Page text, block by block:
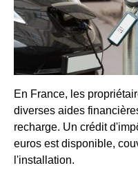
En France, les
diverses aides
recharge. Un crédit
euros est disponible,
l'installation.